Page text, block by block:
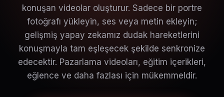
konuşan videolar oluşturur. Sadece bir portre
fotoğrafı yükleyin, ses veya metin ekleyin;
gelişmiş yapay zekamız dudak hareketlerini
konuşmayla tam eşleşecek şekilde senkronize
edecektir. Pazarlama videoları, eğitim içerikleri,
eğlence ve daha fazlası için mükemmeldir.